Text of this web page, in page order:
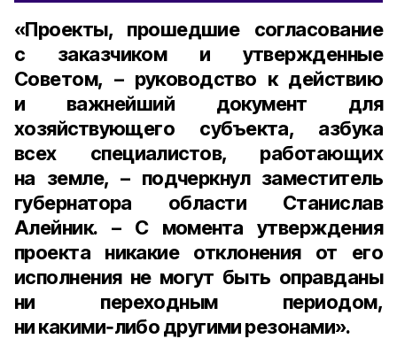
«Проекты, прошедшие согласование
с заказчиком и утвержденные
Советом, – руководство к действию
и важнейший документ для
хозяйствующего субъекта, азбука
всех специалистов, работающих
на земле, – подчеркнул заместитель
губернатора области Станислав
Алейник. – С момента утверждения
проекта никакие отклонения от его
исполнения не могут быть оправданы
ни переходным периодом,
ни какими‑либо другими резонами».